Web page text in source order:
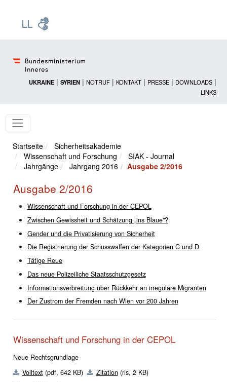
UKRAINE | SYRIEN | NOTRUF | KONTAKT | PRESSE | DOWNLOADS |
LINKS
Startseite
Sicherheitsakademie
Wissenschaft und Forschung
SIAK - Journal
Jahrgänge
Jahrgang 2016 Ausgabe 2/2016
Ausgabe 2/2016
Wissenschaft und Forschung in der CEPOL
Zwischen Gewissheit und Schätzung „ins Blaue"?
Gender und die Privatisierung von Sicherheit
Die Registrierung der Schusswaffen der Kategorien C und D
Tätige Reue
Das neue Polizeiliche Staatsschutzgesetz
Informationsverbreitung über Rückkehr an irreguläre Migranten
Der Zustrom der Fremden nach Wien vor 200 Jahren
Wissenschaft und Forschung in der CEPOL
Neue Rechtsgrundlage
Volltext(pdf, 642 KB) Zitation(ris, 2 KB)